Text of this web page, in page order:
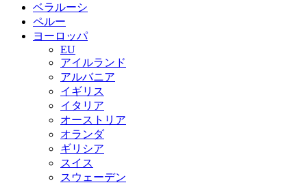
ベラルーシ
ペルー
ヨーロッパ
EU
アイルランド
アルバニア
イギリス
イタリア
オーストリア
オランダ
ギリシア
スイス
スウェーデン